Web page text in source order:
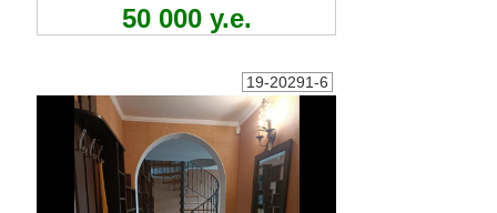
50 000 у.е.
19-20291-6